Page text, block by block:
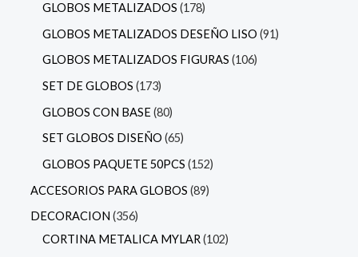
GLOBOS METALIZADOS 178
GLOBOS METALIZADOS DESEÑO LISO 91
GLOBOS METALIZADOS FIGURAS 106
SET DE GLOBOS 173
GLOBOS CON BASE 80
SET GLOBOS DISEÑO 65
GLOBOS PAQUETE 50PCS 152
ACCESORIOS PARA GLOBOS 89
DECORACION 356
CORTINA METALICA MYLAR 102